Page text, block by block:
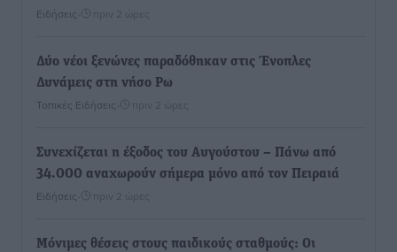
Ειδήσεις πριν 2 ώρες
Δύο νέοι ξενώνες παραδόθηκαν στις Ένοπλες
Δυνάμεις στη νήσο Ρω
Τοπικές Ειδήσεις πριν 2 ώρες
Συνεχίζεται η έξοδος του Αυγούστου – Πάνω από
34.000 αναχωρούν σήμερα μόνο από τον Πειραιά
Ειδήσεις πριν 2 ώρες
Μόνιμες θέσεις στους παιδικούς σταθμούς: Οι